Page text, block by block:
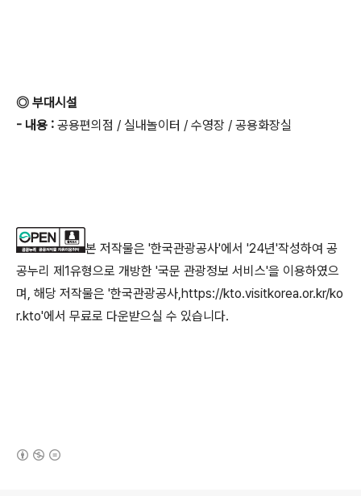
◎ 부대시설
- 내용 : 공용편의점 / 실내놀이터 / 수영장 / 공용화장실
본 저작물은 '한국관광공사'에서 '24년'작성하여 공
공누리 제1유형으로 개방한 '국문 관광정보 서비스'을 이용하였으
며, 해당 저작물은 '한국관광공사,https://kto.visitkorea.or.kr/ko
r.kto'에서 무료로 다운받으실 수 있습니다.